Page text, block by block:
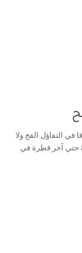
التفاؤل الفج ولا
حتي آخر قطرة في